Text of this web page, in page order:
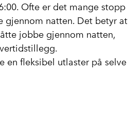
Ofte er det mange stopp
gjennom natten. Det betyr at
jobbe gjennom natten,
en fleksibel utlaster på selve